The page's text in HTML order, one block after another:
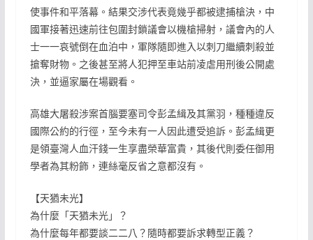
使事件和平落幕。結果交涉代表竟幾乎都被逮捕槍決，中
國軍接著迅速前往包圍封鎖議會以機槍掃射，議會內的人
士一一哀號倒在血泊中，軍隊隨即進入以刺刀繼續刺殺並
搶奪財物。之後甚至將人犯押至車站前凌虐用刑後公開處
決，並逼家屬在場觀看。
高雄大屠殺涉案首腦要塞司令彭孟緝及其黨羽，種種違反
國際公約的行徑，至今未有一人因此遭受追訴。彭孟緝更
是領臺灣人血汗錢一生享盡榮華富貴，其後代則委任御用
學者為其粉飾，連絲毫反省之意都沒有。
【天猶未光】
為什麼「天猶未光」？
為什麼每年都要談二二八？隨時都要訴求轉型正義？